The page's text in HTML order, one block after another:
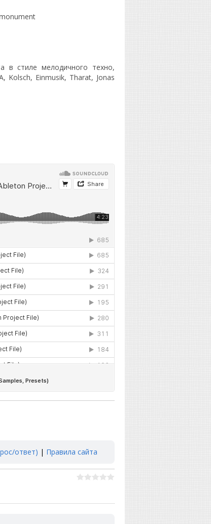
в стиле мелодичного техно,
Kolsch, Einmusik, Tharat, Jonas
ответ) | Правила сайта